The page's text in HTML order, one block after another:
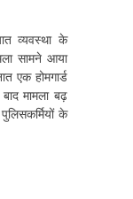
व्यवस्था के
सामने आया
एक होमगार्ड
मामला बढ़
के